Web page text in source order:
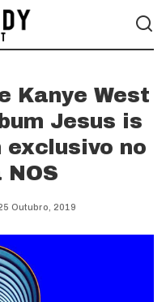
Kanye West
Jesus is
exclusivo no
NOS
Outubro, 2019